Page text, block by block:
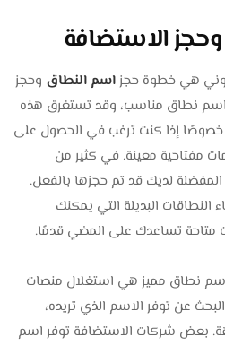
الاستضافة
هي خطوة حجزاسم النطاق وحجز
اسم نطاق مناسب، وقد تستغرق هذه
خصوصًا إذا كنت ترغب في الحصول على
مفتاحية معينة. في كثير من
لديك قد تم حجزها بالفعل.
النطاقات البديلة التي يمكنك
متاحة تساعدك على المضي قدمًا.
نطاق مميز هي استغلال منصات
عن توفر الاسم الذي تريده،
بعض شركات الاستضافة توفر اسم